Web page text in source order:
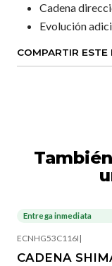
Cadena
Evolución
COMPARTIR ESTE
Entrega inmediata
ECNHG53C116I |
CADENA